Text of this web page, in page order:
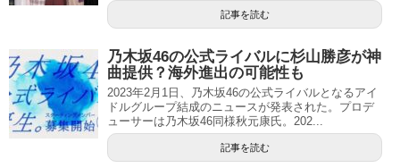
記事を読む
乃木坂46の公式ライバルに杉山勝彦が神
曲提供？海外進出の可能性も
2023年2月1日、乃木坂46の公式ライバルとなるアイ
ドルグループ結成のニュースが発表された。プロデ
ューサーは乃木坂46同様秋元康氏。202...
記事を読む